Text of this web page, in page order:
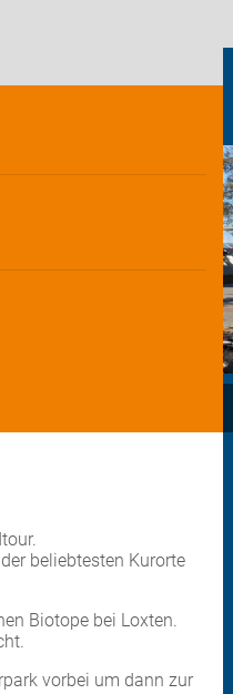
beliebtesten Kurorte
Biotope bei Loxten.
vorbei um dann zur